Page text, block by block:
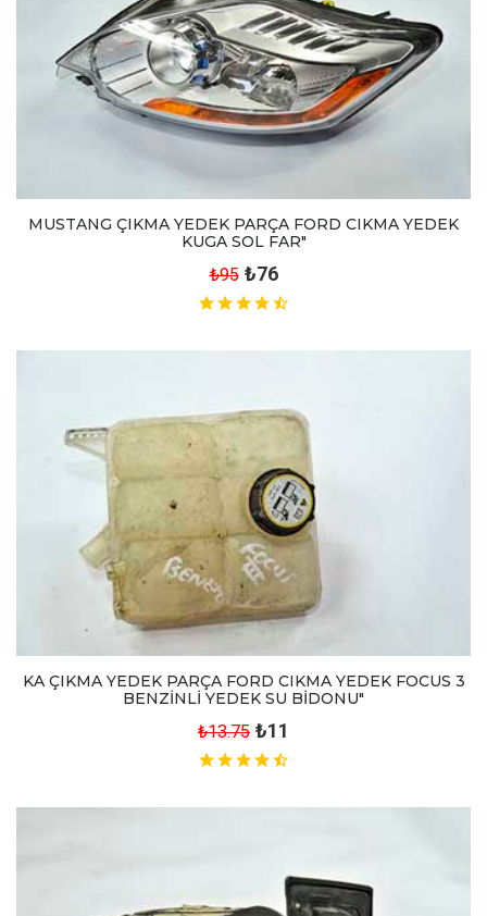
MUSTANG ÇIKMA YEDEK PARÇA FORD CIKMA YEDEK
KUGA SOL FAR"
₺95 ₺76
KA ÇIKMA YEDEK PARÇA FORD CIKMA YEDEK FOCUS 3
BENZİNLİ YEDEK SU BİDONU"
₺13.75 ₺11